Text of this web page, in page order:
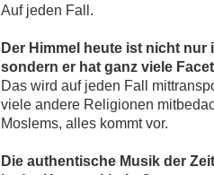
Auf jeden Fall.
Der Himmel heute ist nicht nur
sondern er hat ganz viele
Das wird auf jeden Fall
viele andere Religionen
Moslems, alles kommt vor.
Die authentische Musik der